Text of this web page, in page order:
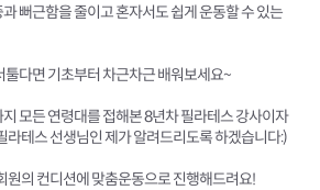
뻐근함을 줄이고 혼자서도 쉽게 운동할 수 있는
다면 기초부터 차근차근 배워보세요~
모든 연령대를 접해본 8년차 필라테스 강사이자
라테스 선생님인 제가 알려드리도록 하겠습니다:)
원의 컨디션에 맞춤운동으로 진행해드려요!